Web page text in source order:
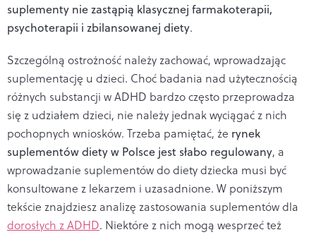
suplementy nie zastąpią klasycznej farmakoterapii,
psychoterapii i zbilansowanej diety.
Szczególną ostrożność należy zachować, wprowadzając
suplementację u dzieci. Choć badania nad użytecznością
różnych substancji w ADHD bardzo często przeprowadza
się z udziałem dzieci, nie należy jednak wyciągać z nich
pochopnych wniosków. Trzeba pamiętać, że rynek
suplementów diety w Polsce jest słabo regulowany, a
wprowadzanie suplementów do diety dziecka musi być
konsultowane z lekarzem i uzasadnione. W poniższym
tekście znajdziesz analizę zastosowania suplementów dla
dorosłych z ADHD. Niektóre z nich mogą wesprzeć też